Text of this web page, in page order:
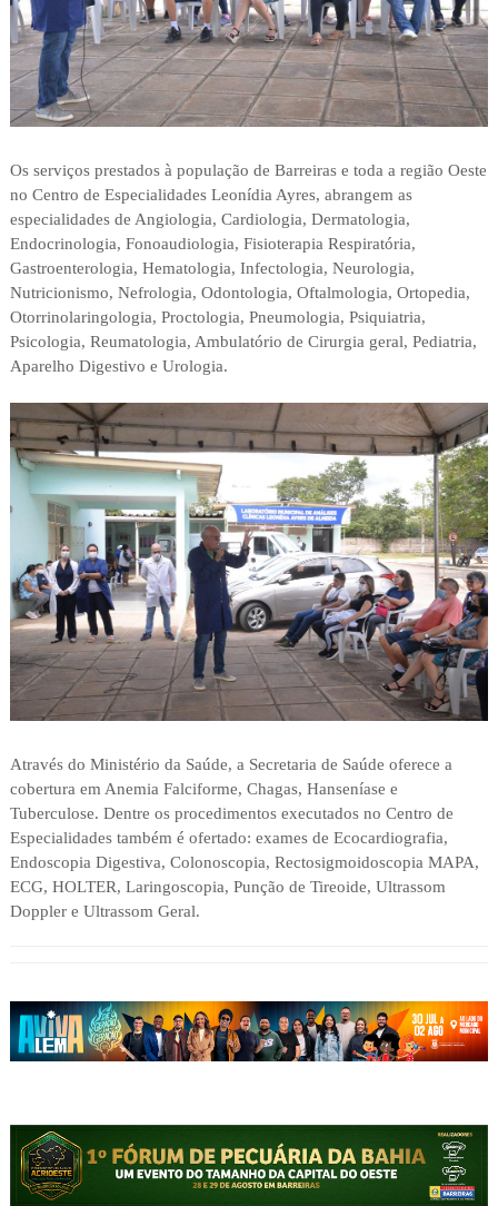
Os serviços prestados à população de Barreiras e toda a região Oeste
no Centro de Especialidades Leonídia Ayres, abrangem as
especialidades de Angiologia, Cardiologia, Dermatologia,
Endocrinologia, Fonoaudiologia, Fisioterapia Respiratória,
Gastroenterologia, Hematologia, Infectologia, Neurologia,
Nutricionismo, Nefrologia, Odontologia, Oftalmologia, Ortopedia,
Otorrinolaringologia, Proctologia, Pneumologia, Psiquiatria,
Psicologia, Reumatologia, Ambulatório de Cirurgia geral, Pediatria,
Aparelho Digestivo e Urologia.
Através do Ministério da Saúde, a Secretaria de Saúde oferece a
cobertura em Anemia Falciforme, Chagas, Hanseníase e
Tuberculose. Dentre os procedimentos executados no Centro de
Especialidades também é ofertado: exames de Ecocardiografia,
Endoscopia Digestiva, Colonoscopia, Rectosigmoidoscopia MAPA,
ECG, HOLTER, Laringoscopia, Punção de Tireoide, Ultrassom
Doppler e Ultrassom Geral.